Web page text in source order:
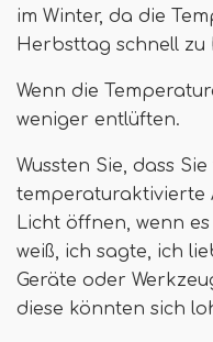
im Winter, da die
Herbsttag schnell zu
Wenn die
weniger entlüften.
Wussten Sie, dass
temperaturaktivierte
Licht öffnen, wenn
weiß, ich sagte, ich
Geräte oder
diese könnten sich